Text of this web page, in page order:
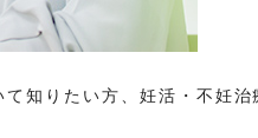
知りたい方、妊活・不妊